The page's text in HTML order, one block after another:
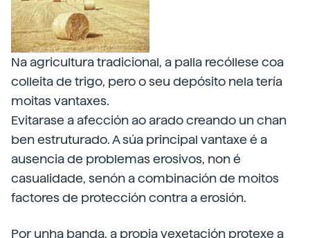
Na agricultura tradicional, a palla recóllese coa
colleita de trigo, pero o seu depósito nela tería
moitas vantaxes.
Evitarase a afección ao arado creando un chan
ben estruturado. A súa principal vantaxe é a
ausencia de problemas erosivos, non é
casualidade, senón a combinación de moitos
factores de protección contra a erosión.
Por unha banda, a propia vexetación protexe a